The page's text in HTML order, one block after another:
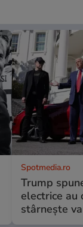
Spotmedia.ro
Trump
electrice au
stârnește